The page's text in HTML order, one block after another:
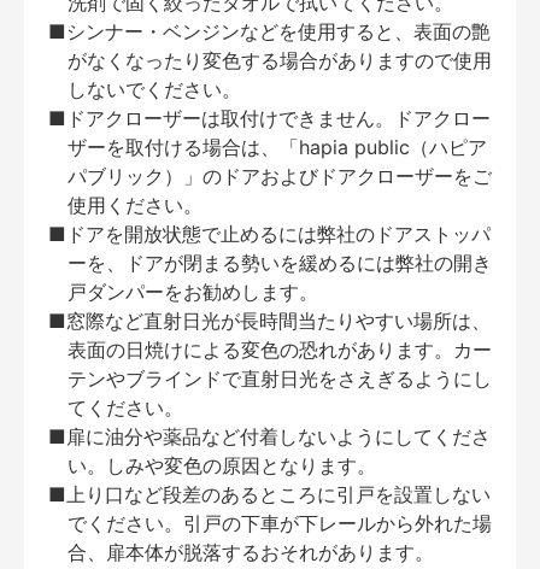
■シンナー・ベンジンなどを使用すると、表面の艶
がなくなったり変色する場合がありますので使用
しないでください。
■ドアクローザーは取付けできません。ドアクロー
ザーを取付ける場合は、「hapia public（ハピア
パブリック）」のドアおよびドアクローザーをご
使用ください。
■ドアを開放状態で止めるには弊社のドアストッパ
ーを、ドアが閉まる勢いを緩めるには弊社の開き
戸ダンパーをお勧めします。
■窓際など直射日光が長時間当たりやすい場所は、
表面の日焼けによる変色の恐れがあります。カー
テンやブラインドで直射日光をさえぎるようにし
てください。
■扉に油分や薬品など付着しないようにしてくださ
い。しみや変色の原因となります。
■上り口など段差のあるところに引戸を設置しない
でください。引戸の下車が下レールから外れた場
合、扉本体が脱落するおそれがあります。